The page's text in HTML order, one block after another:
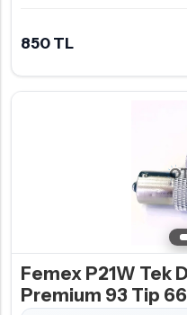
850 TL
Femex P21W Tek
Premium 93 Tip